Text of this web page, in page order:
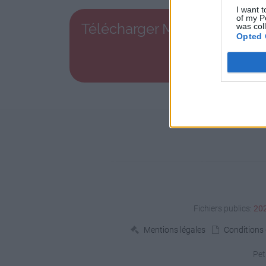
I want
of my
was
Opted
Télécharger Mail type.jpg
Fichiers publics:
Mentions légales